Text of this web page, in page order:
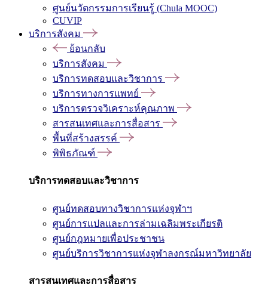
ศูนย์นวัตกรรมการเรียนรู้ (Chula MOOC)
CUVIP
บริการสังคม
ย้อนกลับ
บริการสังคม
บริการทดสอบและวิชาการ
บริการทางการแพทย์
บริการตรวจวิเคราะห์คุณภาพ
สารสนเทศและการสื่อสาร
พื้นที่สร้างสรรค์
พิพิธภัณฑ์
บริการทดสอบและวิชาการ
ศูนย์ทดสอบทางวิชาการแห่งจุฬาฯ
ศูนย์การแปลและการล่ามเฉลิมพระเกียรติ
ศูนย์กฎหมายเพื่อประชาชน
ศูนย์บริการวิชาการแห่งจุฬาลงกรณ์มหาวิทยาลัย
สารสนเทศและการสื่อสาร